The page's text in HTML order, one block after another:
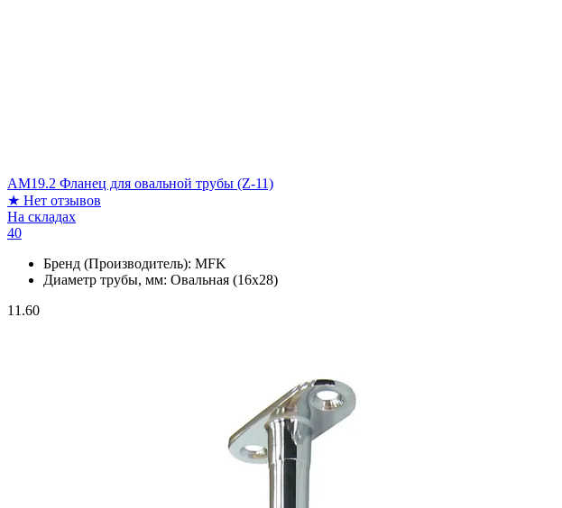
АМ19.2 Фланец для овальной трубы (Z-11)
★ Нет отзывов
На складах
40
Бренд (Производитель): MFK
Диаметр трубы, мм: Овальная (16х28)
11.60